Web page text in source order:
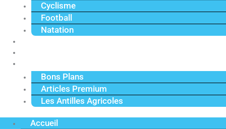
Cyclisme
Football
Natation
Bons Plans
Articles Premium
Les Antilles Agricoles
Accueil